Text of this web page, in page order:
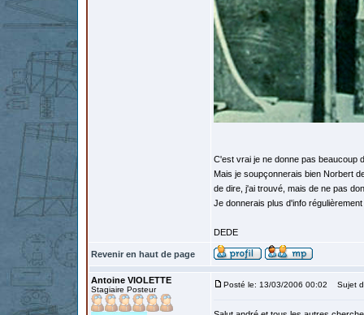
C'est vrai je ne donne pas beaucoup
Mais je soupçonnerais bien Norbert
de dire, j'ai trouvé, mais de ne pas
Je donnerais plus d'info
DEDE
Revenir en haut de page
Antoine VIOLETTE
Stagiaire Posteur
Posté le: 13/03/2006 00:02 Sujet